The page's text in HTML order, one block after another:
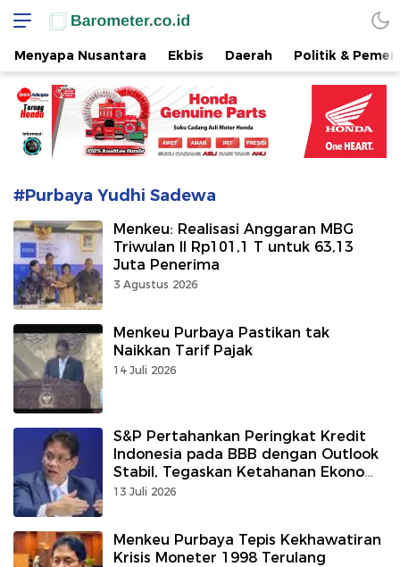
www.barometer.co.id
Berita Terkini di Sulawesi Utara
Menyapa Nusantara Ekbis Daerah Politik &
#Purbaya Yudhi Sadewa
Menkeu: Realisasi Anggaran MBG
Triwulan II Rp101,1 T untuk 63,13
Juta Penerima
3 Agustus 2026
Menkeu Purbaya Pastikan tak
Naikkan Tarif Pajak
14 Juli 2026
S&P Pertahankan Peringkat Kredit
Indonesia pada BBB dengan Outlook
Stabil, Tegaskan Ketahanan Ekonomi
dan Kredibilitas Kebijakan
13 Juli 2026
Menkeu Purbaya Tepis Kekhawatiran
Krisis Moneter 1998 Terulang